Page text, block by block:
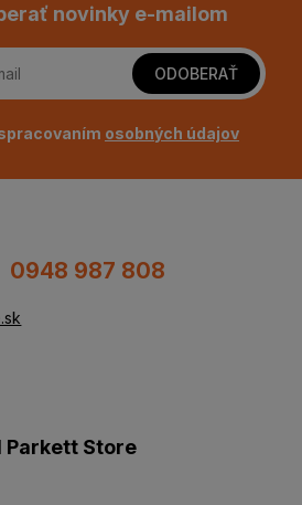
novinky e-mailom
ODOBERAŤ
osobných údajov
0948 987 808
Parkett Store